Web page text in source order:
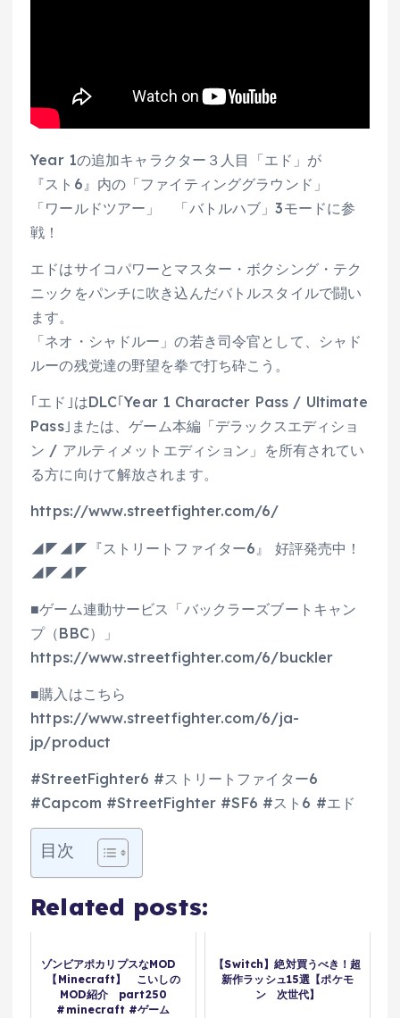
Year 1の追加キャラクター３人目「エド」が
『スト6』内の「ファイティンググラウンド」
「ワールドツアー」 「バトルハブ」3モードに参
戦！
エドはサイコパワーとマスター・ボクシング・テク
ニックをパンチに吹き込んだバトルスタイルで闘い
ます。
「ネオ・シャドルー」の若き司令官として、シャド
ルーの残党達の野望を拳で打ち砕こう。
｢エド｣はDLC｢Year 1 Character Pass / Ultimate
Pass｣または、ゲーム本編「デラックスエディショ
ン / アルティメットエディション」を所有されてい
る方に向けて解放されます。
https://www.streetfighter.com/6/
◢◤◢◤『ストリートファイター6』 好評発売中！
◢◤◢◤
■ゲーム連動サービス「バックラーズブートキャン
プ（BBC）」
https://www.streetfighter.com/6/buckler
■購入はこちら
https://www.streetfighter.com/6/ja-
jp/product
#StreetFighter6 #ストリートファイター6
#Capcom #StreetFighter #SF6 #スト6 #エド
目次
Related posts:
ゾンビアポカリプスなMOD
【Minecraft】 こいしの
MOD紹介 part250
#minecraft #ゲーム
【Switch】絶対買うべき！超
新作ラッシュ15選【ポケモ
ン 次世代】